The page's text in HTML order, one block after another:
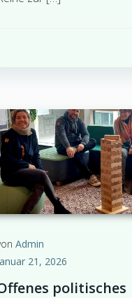
Admin
21, 2026
politisches